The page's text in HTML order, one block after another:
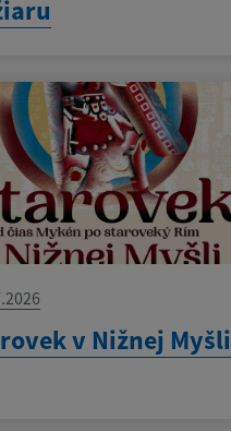
v Nižnej Myšli